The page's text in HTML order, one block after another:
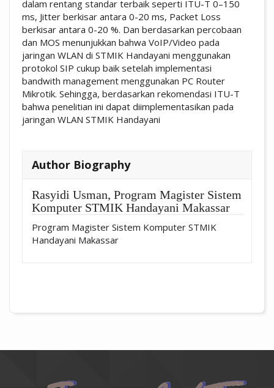
dalam rentang standar terbaik seperti ITU-T 0–150
ms, Jitter berkisar antara 0-20 ms, Packet Loss
berkisar antara 0-20 %. Dan berdasarkan percobaan
dan MOS menunjukkan bahwa VoIP/Video pada
jaringan WLAN di STMIK Handayani menggunakan
protokol SIP cukup baik setelah implementasi
bandwith management menggunakan PC Router
Mikrotik. Sehingga, berdasarkan rekomendasi ITU-T
bahwa penelitian ini dapat diimplementasikan pada
jaringan WLAN STMIK Handayani
Author Biography
Rasyidi Usman, Program Magister Sistem
Komputer STMIK Handayani Makassar
Program Magister Sistem Komputer STMIK
Handayani Makassar